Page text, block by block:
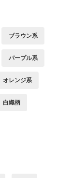
ブラウン系
パープル系
オレンジ系
白織柄